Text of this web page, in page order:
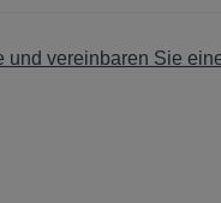
und vereinbaren Sie